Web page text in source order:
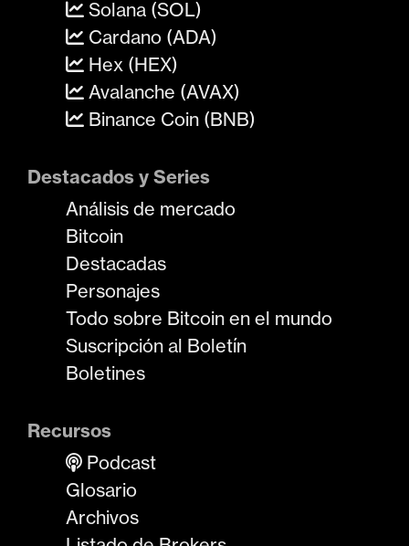
Solana (SOL)
Cardano (ADA)
Hex (HEX)
Avalanche (AVAX)
Binance Coin (BNB)
Destacados y Series
Análisis de mercado
Bitcoin
Destacadas
Personajes
Todo sobre Bitcoin en el mundo
Suscripción al Boletín
Boletines
Recursos
Podcast
Glosario
Archivos